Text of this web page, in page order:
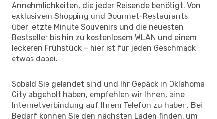
Annehmlichkeiten, die jeder Reisende benötigt. Von
exklusivem Shopping und Gourmet-Restaurants
über letzte Minute Souvenirs und die neuesten
Bestseller bis hin zu kostenlosem WLAN und einem
leckeren Frühstück – hier ist für jeden Geschmack
etwas dabei.
Sobald Sie gelandet sind und Ihr Gepäck in Oklahoma
City abgeholt haben, empfehlen wir Ihnen, eine
Internetverbindung auf Ihrem Telefon zu haben. Bei
Bedarf können Sie den nächsten Laden finden, um